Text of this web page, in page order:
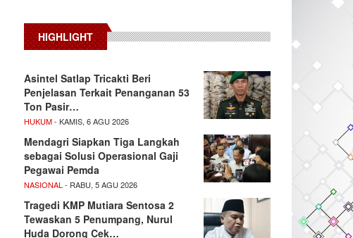
HIGHLIGHT
Asintel Satlap Tricakti Beri
Penjelasan Terkait Penanganan 53
Ton Pasir…
HUKUM- KAMIS, 6 AGU 2026
Mendagri Siapkan Tiga Langkah
sebagai Solusi Operasional Gaji
Pegawai Pemda
NASIONAL - RABU, 5 AGU 2026
Tragedi KMP Mutiara Sentosa 2
Tewaskan 5 Penumpang, Nurul
Huda Dorong Cek…